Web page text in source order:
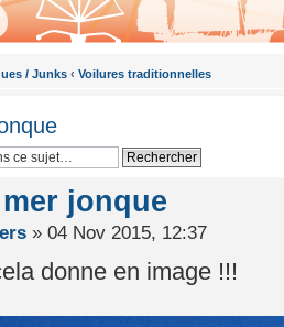
/ Junks ‹ Voilures traditionnelles
jonque
» 04 Nov 2015, 12:37
donne en image !!!